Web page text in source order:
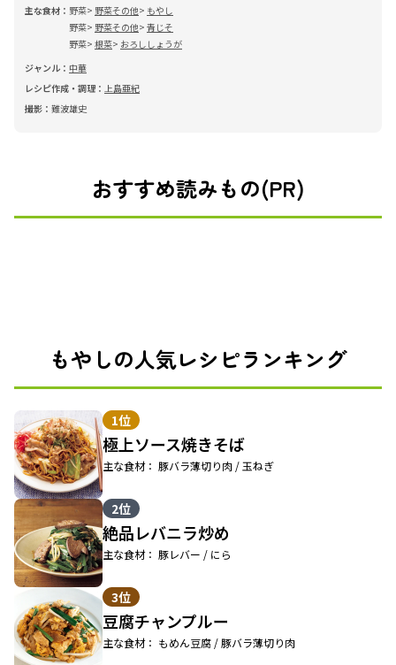
主な食材： 野菜 野菜その他
もやし
野菜
野菜その他 青じそ
野菜 根菜
おろししょうが
ジャンル： 中華
レシピ作成・調理： 上島亜紀
撮影： 難波雄史
おすすめ読みもの(PR)
もやしの人気レシピランキング
1位
極上ソース焼きそば
主な食材： 豚バラ薄切り肉 / 玉ねぎ
2位
絶品レバニラ炒め
主な食材： 豚レバー / にら
3位
豆腐チャンプルー
主な食材： もめん豆腐 / 豚バラ薄切り肉